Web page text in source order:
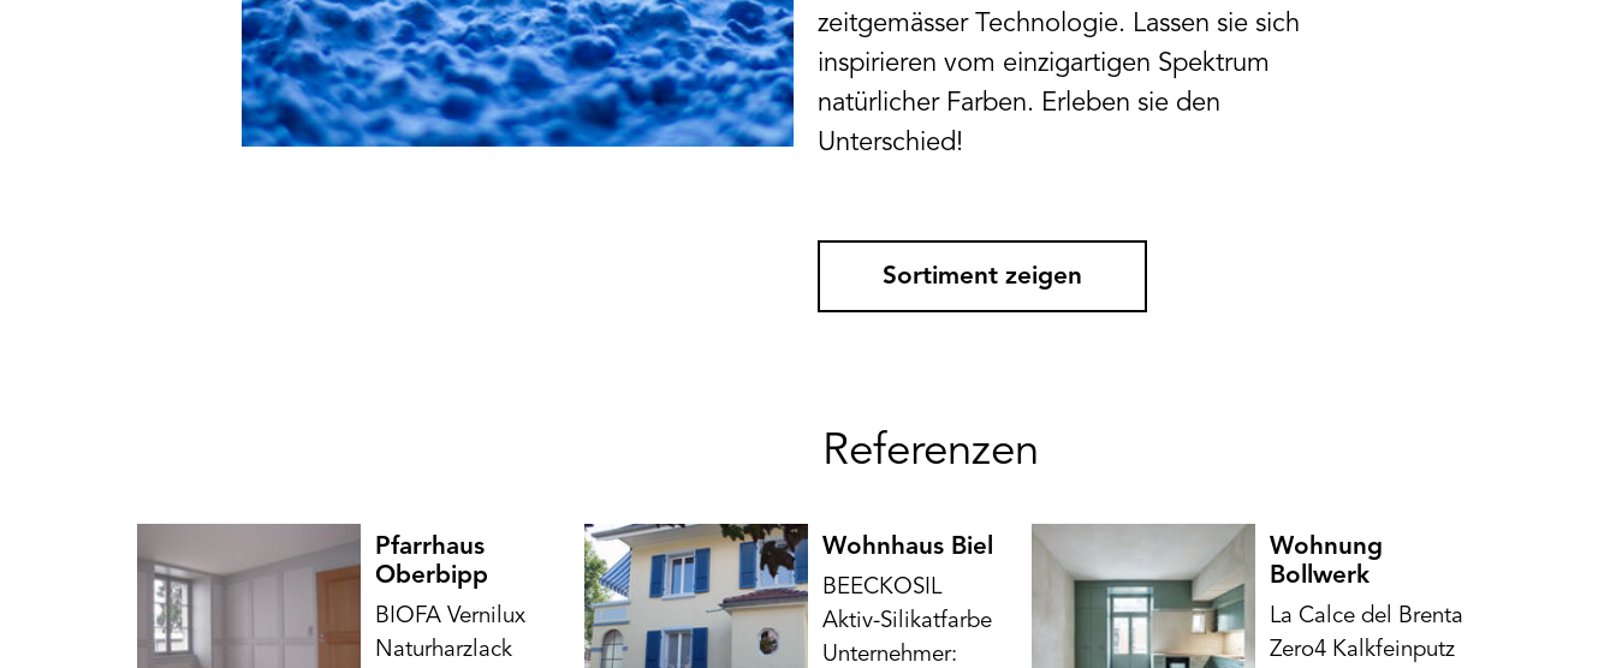
zeitgemässer Technologie. Lassen sie sich
inspirieren vom einzigartigen Spektrum
natürlicher Farben. Erleben sie den
Unterschied!
Sortiment zeigen
Referenzen
Pfarrhaus
Oberbipp
BIOFA Vernilux
Naturharzlack
Wohnhaus Biel
BEECKOSIL
Aktiv-Silikatfarbe
Unternehmer:
Wohnung
Bollwerk
La Calce del Brenta
Zero4 Kalkfeinputz